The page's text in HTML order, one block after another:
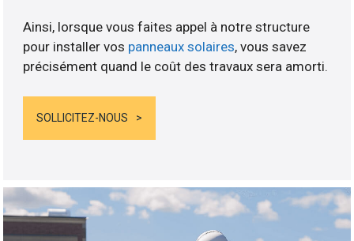
Ainsi, lorsque vous faites appel à notre structure
pour installer vos panneaux solaires, vous savez
précisément quand le coût des travaux sera amorti.
SOLLICITEZ-NOUS